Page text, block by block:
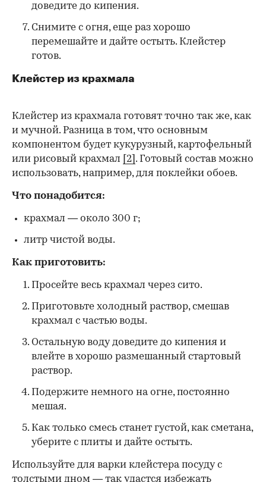
доведите до кипения.
Снимите с огня, еще раз хорошо
перемешайте и дайте остыть. Клейстер
готов.
Клейстер из крахмала
Клейстер из крахмала готовят точно так же, как
и мучной. Разница в том, что основным
компонентом будет кукурузный, картофельный
или рисовый крахмал
[2] . Готовый состав можно
использовать, например, для поклейки обоев.
Что понадобится:
крахмал — около 300 г;
литр чистой воды.
Как приготовить:
Просейте весь крахмал через сито.
Приготовьте холодный раствор, смешав
крахмал с частью воды.
Остальную воду доведите до кипения и
влейте в хорошо размешанный стартовый
раствор.
Подержите немного на огне, постоянно
мешая.
Как только смесь станет густой, как сметана,
уберите с плиты и дайте остыть.
Используйте для варки клейстера посуду с
толстыми дном — так удастся избежать